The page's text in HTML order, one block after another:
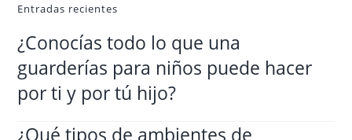
Entradas recientes
¿Conocías todo lo que una
guarderías para niños puede hacer
por ti y por tú hijo?
¿Qué tipos de ambientes de